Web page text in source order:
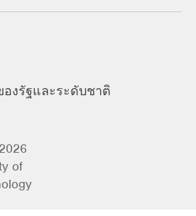
งรัฐและระดับชาติ
of